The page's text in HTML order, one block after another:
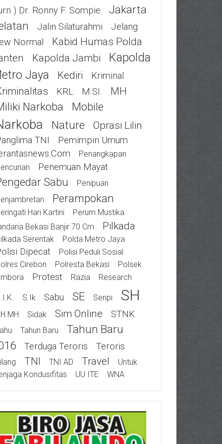
) Dr. Ronny F. Sompie
Jakarta
Jalin Silaturahmi
Jelang
Normal
Kabid Humas Polda
Kapolda Jambi
Kapolda
Jaya
Kediri Kriminal
KRL M.SI. MH
Narkoba Mobile
Nature Oprasi Lilin
TNI
Pemimpin Umum
Penangkapan
Penemuan Mayat
Sabu
Penipuan
Perampokan
Hari Kartini
Perum Mustika
Bekasi Banjir 70 Cm
Pilkada
Serentak Polda Metro Jaya
Dipecat
Polisi Peduli Sosial
Cirebon
Polresta Bekasi
Polsek
Protest Razia Research
S.Ik Sabu SE Senpi SH
Sidak Sim Online STNK
Tahun Baru
Tahun Baru
Terduga Teroris Teroris
TNI TNI AD Travel
Untuk
Kondusifitas
UU ITE WNA